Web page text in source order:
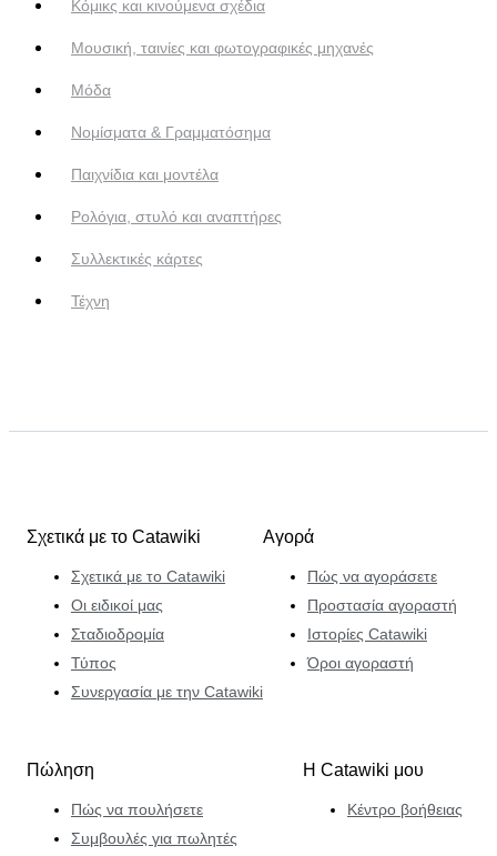
Κόμικς και κινούμενα σχέδια
Μουσική, ταινίες και φωτογραφικές μηχανές
Μόδα
Νομίσματα & Γραμματόσημα
Παιχνίδια και μοντέλα
Ρολόγια, στυλό και αναπτήρες
Συλλεκτικές κάρτες
Τέχνη
Σχετικά με το Catawiki
Σχετικά με το Catawiki
Οι ειδικοί μας
Σταδιοδρομία
Τύπος
Συνεργασία με την Catawiki
Αγορά
Πώς να αγοράσετε
Προστασία αγοραστή
Ιστορίες Catawiki
Όροι αγοραστή
Πώληση
Πώς να πουλήσετε
Συμβουλές για πωλητές
Η Catawiki μου
Κέντρο βοήθειας